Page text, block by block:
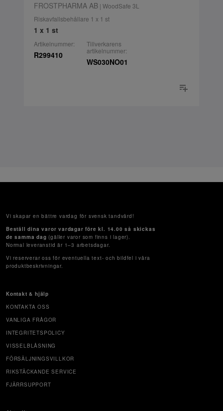
FROSTPHARMA AB| WoodSafe 3L
Riskavfallsbehållare 1 x 1 st
1 x 1 st
Artikelnummer:
R299410
Tillverkarens
artikelnummer:
WS030NO01
Vi skapar en bättre vardag för svensk tandvård!
Beställ dina varor vardagar före kl. 14.00 så skickas
de samma dag(gäller varor som finns i lager).
Normal leveranstid är 1–3 arbetsdagar.
Vi reserverar oss för eventuella text- och bildfel i våra
produktbeskrivningar.
Kontakt & hjälp
KONTAKTA OSS
VANLIGA FRÅGOR
INTEGRITETSPOLICY
VISSELBLÅSNING
FÖRSÄLJNINGSVILLKOR
RIKSTÄCKANDE SERVICE
FJÄRRSUPPORT